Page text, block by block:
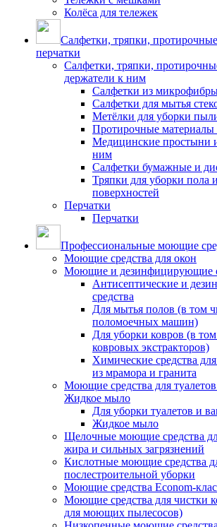
Колёса для тележек
Салфетки, тряпки,
перчатки
Салфетки, тряпки,
держатели к ним
Салфетки из
Салфетки для мытья
Метёлки для уборки
Протирочные
Медицинские простыни
ним
Салфетки бумажные и
Тряпки для уборки пола
поверхностей
Перчатки
Перчатки
Профессиональные моющие
Моющие средства для окон
Моющие и дезинфицирующие
Антисептические и
средства
Для мытья полов (в том
поломоечных машин)
Для уборки ковров (в
ковровых экстракторов)
Химические средства
из мрамора и гранита
Моющие средства для
Жидкое мыло
Для уборки туалетов и
Жидкое мыло
Щелочные моющие средства
жира и сильных загрязнений
Кислотные моющие средства
послестроительной уборки
Моющие средства Econom-
Моющие средства для чистки
для моющих пылесосов)